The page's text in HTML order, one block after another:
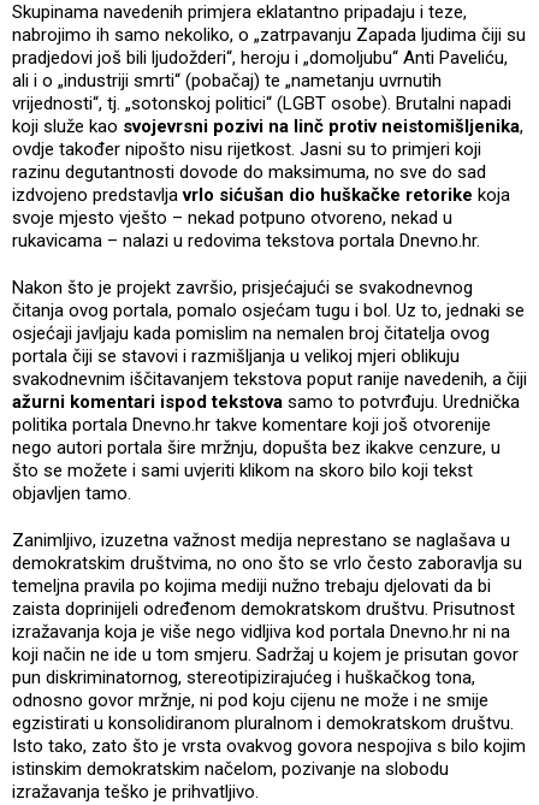
Skupinama navedenih primjera eklatantno pripadaju i teze,
nabrojimo ih samo nekoliko, o „zatrpavanju Zapada ljudima čiji su
pradjedovi još bili ljudožderi“, heroju i „domoljubu“ Anti Paveliću,
ali i o „industriji smrti“ (pobačaj) te „nametanju uvrnutih
vrijednosti“, tj. „sotonskoj politici“ (LGBT osobe). Brutalni napadi
koji služe kao svojevrsni pozivi na linč protiv neistomišljenika,
ovdje također nipošto nisu rijetkost. Jasni su to primjeri koji
razinu degutantnosti dovode do maksimuma, no sve do sad
izdvojeno predstavljavrlo sićušan dio huškačke retorike koja
svoje mjesto vješto – nekad potpuno otvoreno, nekad u
rukavicama – nalazi u redovima tekstova portala Dnevno.hr.
Nakon što je projekt završio, prisjećajući se svakodnevnog
čitanja ovog portala, pomalo osjećam tugu i bol. Uz to, jednaki se
osjećaji javljaju kada pomislim na nemalen broj čitatelja ovog
portala čiji se stavovi i razmišljanja u velikoj mjeri oblikuju
svakodnevnim iščitavanjem tekstova poput ranije navedenih, a čiji
ažurni komentari ispod tekstova samo to potvrđuju. Urednička
politika portala Dnevno.hr takve komentare koji još otvorenije
nego autori portala šire mržnju, dopušta bez ikakve cenzure, u
što se možete i sami uvjeriti klikom na skoro bilo koji tekst
objavljen tamo.
Zanimljivo, izuzetna važnost medija neprestano se naglašava u
demokratskim društvima, no ono što se vrlo često zaboravlja su
temeljna pravila po kojima mediji nužno trebaju djelovati da bi
zaista doprinijeli određenom demokratskom društvu. Prisutnost
izražavanja koja je više nego vidljiva kod portala Dnevno.hr ni na
koji način ne ide u tom smjeru. Sadržaj u kojem je prisutan govor
pun diskriminatornog, stereotipizirajućeg i huškačkog tona,
odnosno govor mržnje, ni pod koju cijenu ne može i ne smije
egzistirati u konsolidiranom pluralnom i demokratskom društvu.
Isto tako, zato što je vrsta ovakvog govora nespojiva s bilo kojim
istinskim demokratskim načelom, pozivanje na slobodu
izražavanja teško je prihvatljivo.